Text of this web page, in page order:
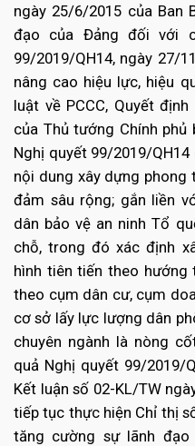
ngày 25/6/2015 của Ban
đạo của Đảng đối với
99/2019/QH14, ngày 27/
nâng cao hiệu lực, hiệu
luật về PCCC, Quyết
của Thủ tướng Chính phủ
Nghị quyết 99/2019/
nội dung xây dựng phong
đảm sâu rộng; gắn liền
dân bảo vệ an ninh Tổ
chỗ, trong đó xác định
hình tiên tiến theo hướng
theo cụm dân cư, cụm
cơ sở lấy lực lượng dân
chuyên ngành là nòng
quả Nghị quyết 99/2019/
Kết luận số 02-KL/TW
tiếp tục thực hiện Chỉ thị
tăng cường sự lãnh